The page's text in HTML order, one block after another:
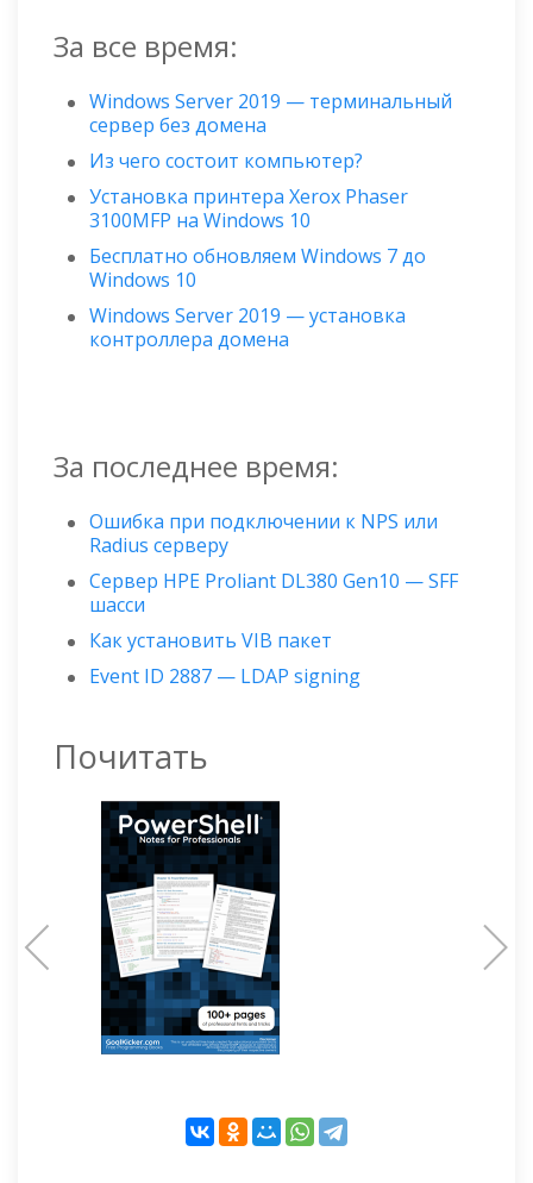
За все время:
Windows Server 2019 — терминальный
сервер без домена
Из чего состоит компьютер?
Установка принтера Xerox Phaser
3100MFP на Windows 10
Бесплатно обновляем Windows 7 до
Windows 10
Windows Server 2019 — установка
контроллера домена
За последнее время:
Ошибка при подключении к NPS или
Radius серверу
Сервер HPE Proliant DL380 Gen10 — SFF
шасси
Как установить VIB пакет
Event ID 2887 — LDAP signing
Почитать